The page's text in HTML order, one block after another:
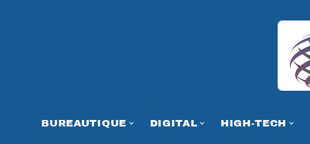
BUREAUTIQUE DIGITAL HIGH-TECH